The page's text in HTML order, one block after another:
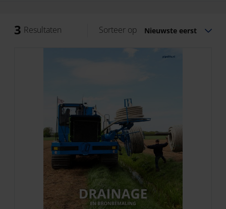
3 Resultaten Sorteer op Nieuwste eerst